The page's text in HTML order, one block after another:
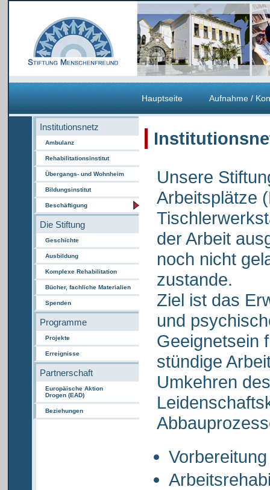
Hauptseite Aufnahme /
Institutionsnetz
Ambulanz
Rehabilitationsinstitut
Übergangs- und Wohnheim
Bildungsinstitut
Beschäftigung
Die Stiftung
Geschichte
Ausbildung
Komplexe Rehabilitation
Bücher, fachliche Materialien
Spenden
Programme
Projekte
Erreignisse
Partnerschaft
Europäische Aktion
Drogen (EAD)
Beziehungen
Unsere
Arbeitsplätze
der Arbeit
noch nicht
zustande.
Ziel ist das
und
Geeignetsein
stündige
Umkehren